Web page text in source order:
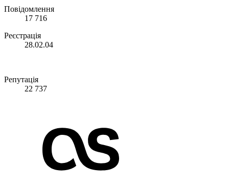
Повідомлення
17 716
Реєстрація
28.02.04
Репутація
22 737